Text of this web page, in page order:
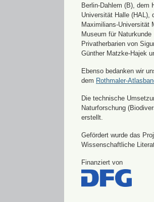
Berlin-Dahlem (B), dem
Universität Halle (HAL),
Maximilians-Universität
Museum für
Privatherbarien von
Günther Matzke-Hajek
Ebenso bedanken wir
dem Rothmaler-
Die technische
Naturforschung
erstellt.
Gefördert wurde das
Wissenschaftliche
Finanziert von